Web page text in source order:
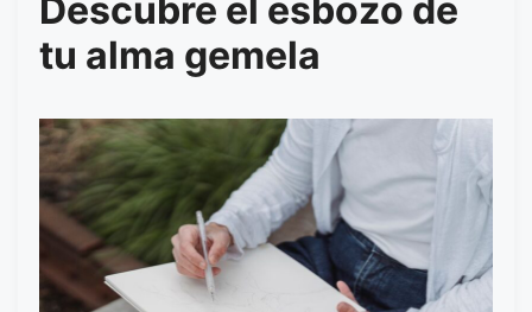
Descubre el esbozo de
tu alma gemela